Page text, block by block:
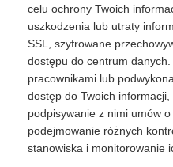
celu ochrony Twoich
uszkodzenia lub utraty
SSL, szyfrowane
dostępu do centrum
pracownikami lub
dostęp do Twoich
podpisywanie z nimi umów
podejmowanie różnych
stanowiska i monitorowanie